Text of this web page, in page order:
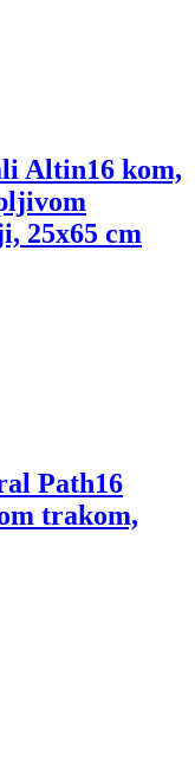
Altin16 kom,
25x65 cm
Path16
trakom,